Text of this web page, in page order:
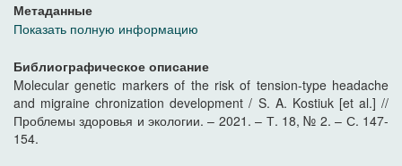
Метаданные
Показать полную информацию
Библиографическое описание
Molecular genetic markers of the risk of tension-type headache
and migraine chronization development / S. A. Kostiuk [et al.] //
Проблемы здоровья и экологии. – 2021. – Т. 18, № 2. – С. 147-
154.